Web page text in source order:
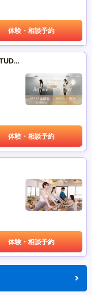
体験・相談予約
ピラティススタジオ デップ (PILATESSTUDIO DEP)
体験・相談予約
体験・相談予約